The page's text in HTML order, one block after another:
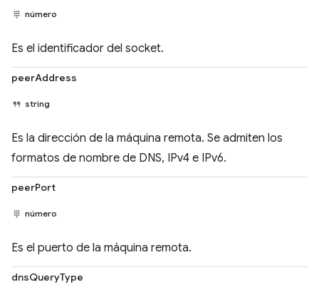
número
Es el identificador del socket.
peerAddress
string
Es la dirección de la máquina remota. Se admiten los
formatos de nombre de DNS, IPv4 e IPv6.
peerPort
número
Es el puerto de la máquina remota.
dnsQueryType